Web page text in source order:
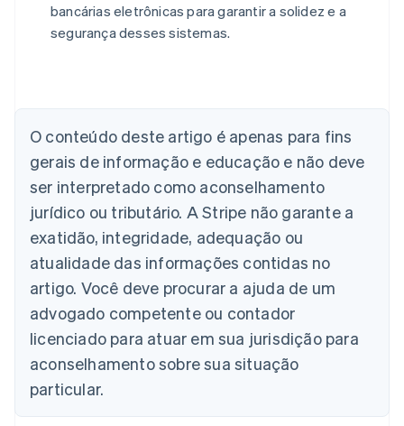
bancárias eletrônicas para garantir a solidez e a
segurança desses sistemas.
O conteúdo deste artigo é apenas para fins
gerais de informação e educação e não deve
ser interpretado como aconselhamento
jurídico ou tributário. A Stripe não garante a
exatidão, integridade, adequação ou
atualidade das informações contidas no
artigo. Você deve procurar a ajuda de um
advogado competente ou contador
licenciado para atuar em sua jurisdição para
aconselhamento sobre sua situação
particular.
English
Áustria
Deutsch English
Bélgica
Nederlands Français
Brasil
Português English
Bulgária
Canadá
EnglishFrançais
China continental
简体中文
Chipre
English
Croácia
EnglishItaliano
Dinamarca